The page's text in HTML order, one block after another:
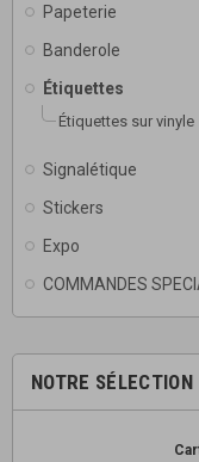
Papeterie
Banderole
Étiquettes
Étiquettes sur vinyle
Signalétique
Stickers
Expo
COMMANDES
NOTRE SÉLECTION